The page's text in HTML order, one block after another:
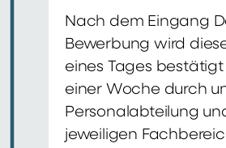
Nach dem Eingang
Bewerbung wird
eines Tages
einer Woche durch
Personalabteilung
jeweiligen